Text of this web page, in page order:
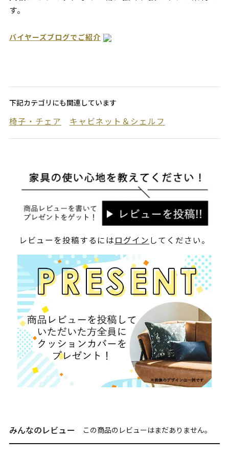
す。
バイヤーズブログでご紹介
下記カテゴリにも関連しています
椅子・チェア キャビネット＆シェルフ
レビューを投稿するにはログイン してください。
みんなのレビュー この商品のレビューはまだありません。